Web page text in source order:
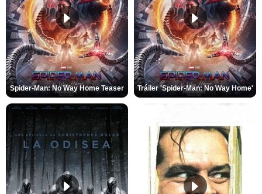
Spider-Man: No Way Home Teaser Tráiler 'Spider-Man: No Way Home'